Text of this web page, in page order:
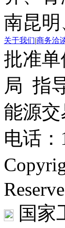
南昆明
关于我们|商务洽
批准
局 指
能源
电话：
国家